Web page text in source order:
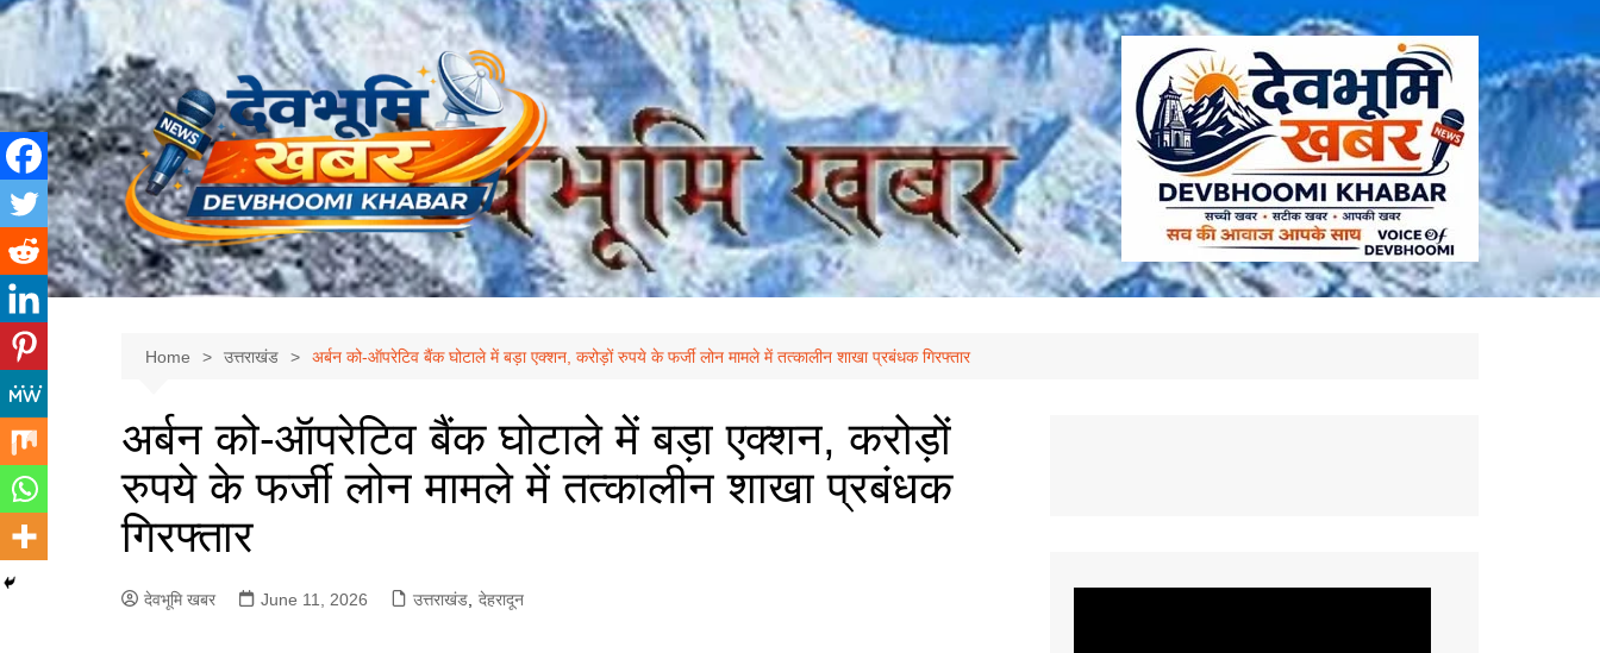
Skip
Home उत्तराखंड अर्बन को-ऑपरेटिव बैंक घोटाले में बड़ा एक्शन, करोड़ों रुपये के फर्जी लोन मामले में तत्कालीन शाखा प्रबंधक गिरफ्तार
अर्बन को-ऑपरेटिव बैंक घोटाले में बड़ा एक्शन, करोड़ों
रुपये के फर्जी लोन मामले में तत्कालीन शाखा प्रबंधक
गिरफ्तार
देवभूमि खबर June 11, 2026 उत्तराखंड देहरादून